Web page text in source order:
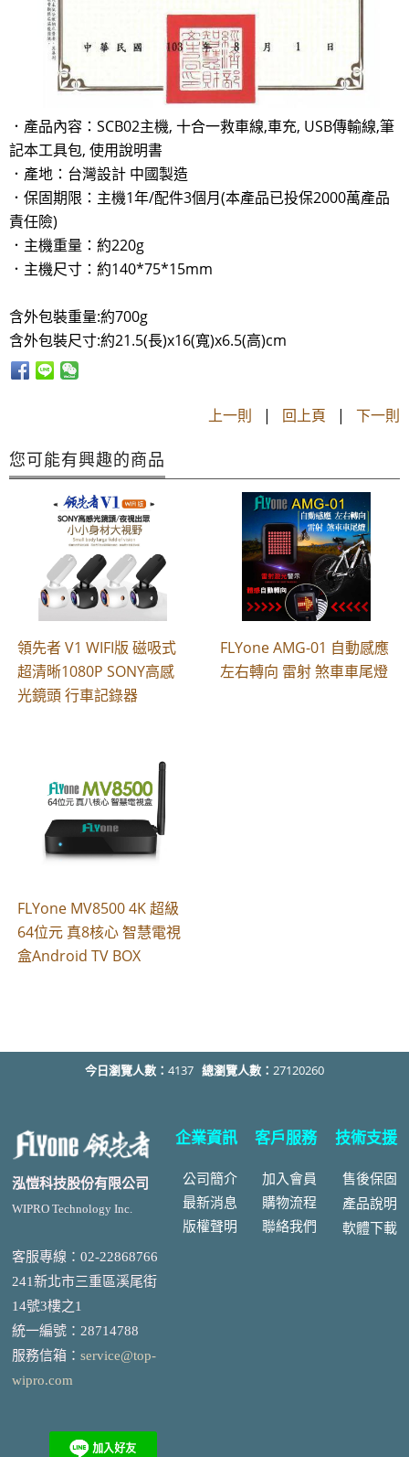
．產品內容：SCB02主機, 十合一救車線,車充, USB傳輸線,筆
記本工具包, 使用說明書
．產地：台灣設計 中國製造
．保固期限：主機1年/配件3個月(本產品已投保2000萬產品
責任險)
．主機重量：約220g
．主機尺寸：約140*75*15mm
含外包裝重量:約700g
含外包裝尺寸:約21.5(長)x16(寬)x6.5(高)cm
上一則 | 回上頁 | 下一則
您可能有興趣的商品
領先者 V1 WIFI版 磁吸式
超清晰1080P SONY高感
光鏡頭 行車記錄器
FLYone AMG-01 自動感應
左右轉向 雷射 煞車車尾燈
FLYone MV8500 4K 超級
64位元 真8核心 智慧電視
盒Android TV BOX
今日瀏覽人數： 4137 總瀏覽人數： 27120260
泓愷科技股份有限公司
WIPRO Technology Inc.
客服專線：02-22868766
241新北市三重區溪尾街
14號3樓之1
統一編號 ： 28714788
服務信箱： service@top-
wipro.com
企業資訊
公司簡介
最新消息
版權聲明
客戶服務
加入會員
購物流程
聯絡我們
技術支援
售後保固
產品說明
軟體下載